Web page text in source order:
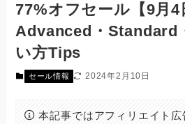
77%オフセール【9月4
Advanced・Standard
い方Tips
セール情報 2024年2月10日
本記事ではアフィリエイト